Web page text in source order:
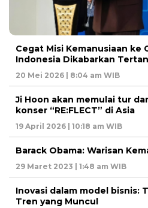
Cegat Misi Kemanusiaan ke
Indonesia Dikabarkan
20 Mei 2026 | 8:04 am WIB
Ji Hoon akan memulai tur
konser “RE:FLECT” di Asia
19 April 2026 | 10:18 am WIB
Barack Obama: Warisan
29 Maret 2023 | 1:48 am WIB
Inovasi dalam model bisnis:
Tren yang Muncul